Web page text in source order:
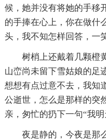
候，她并没有将她的手移
的手捧在心上，你在做什
头，我不知怎样回答，一
树梢上还戴着几颗橙
山峦尚未留下雪姑娘的足
想想有点过意不去，我知
公逝世，怎么是那样的突
亲，匆忙的扔下一句“我明
夜是静的，今夜是那